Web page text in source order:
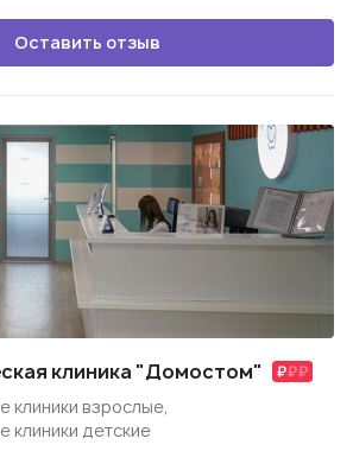
Оставить отзыв
клиника "Домостом"
клиники взрослые,
клиники детские